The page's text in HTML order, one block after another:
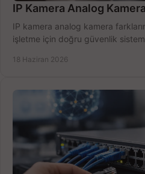
IP Kamera Analog
IP kamera analog kamera
işletme için doğru güvenlik
18 Haziran 2026